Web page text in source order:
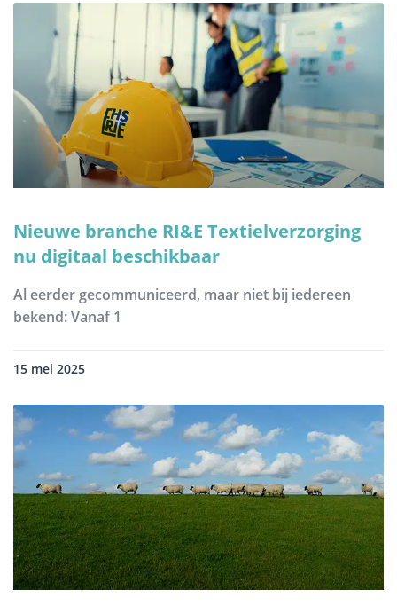
Nieuwe branche RI&E Textielverzorging
nu digitaal beschikbaar
Al eerder gecommuniceerd, maar niet bij iedereen
bekend: Vanaf 1
15 mei 2025